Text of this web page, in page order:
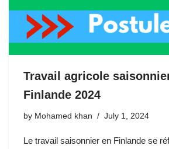
Travail agricole
Finlande 2024
by Mohamed khan July 1, 2024
Le travail saisonnier en Finlande se